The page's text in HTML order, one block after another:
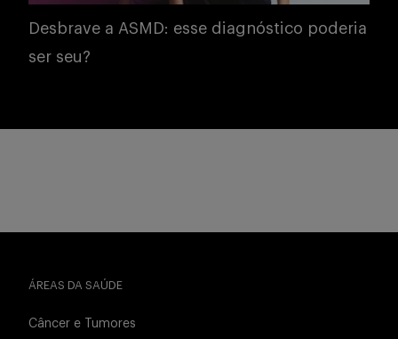
Desbrave a ASMD: esse diagnóstico poderia
ser seu?
ÁREAS DA SAÚDE
Câncer e Tumores